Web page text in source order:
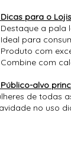
para o
a pala
para
com
com
alvo
de todas
no uso